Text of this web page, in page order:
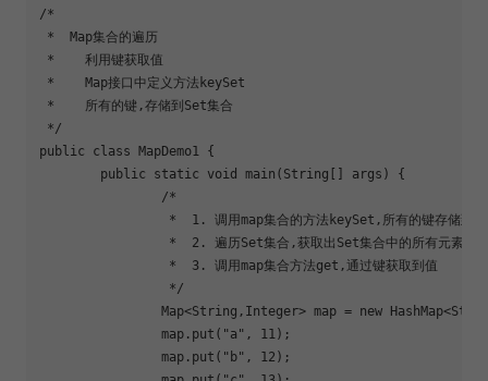
/*
*  Map集合的遍历
*    利用键获取值
*    Map接口中定义方法keySet
*    所有的键,存储到Set集合
*/
public class MapDemo1 {
		map.put(
"a" , 11);
		map.put(
"b" , 12);